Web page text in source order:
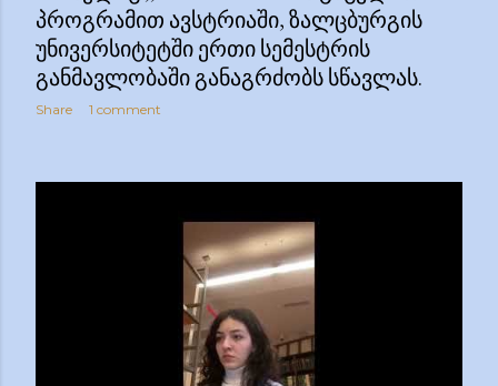
ᲞᲠᲝᲒᲠᲐᲛᲘᲗ ᲐᲕᲡᲢᲠᲘᲐᲨᲘ, ᲖᲐᲚᲪᲑᲣᲠᲒᲘᲡ
ᲣᲜᲘᲕᲔᲠᲡᲘᲢᲔᲢᲨᲘ ᲔᲠᲗᲘ ᲡᲔᲛᲔᲡᲢᲠᲘᲡ
ᲒᲐᲜᲛᲐᲕᲚᲝᲑᲐᲨᲘ ᲒᲐᲜᲐᲒᲠᲫᲝᲑᲡ ᲡᲬᲐᲕᲚᲐᲡ.
Share 1 comment